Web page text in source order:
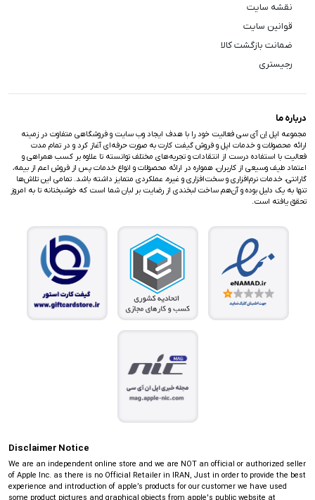
نقشه سایت
قوانین سایت
ضمانت بازگشت کالا
رجیستری
درباره ما
مجموعه اپل اِن آی سی فعالیت خود را با هدف ایجاد وب سایت و فروشگاهی متفاوت در زمینه
ارائه محصولات و خدمات اپل و فروش گیفت کارت به صورت حرفه‌ای آغاز کرد و در تمام مدت
فعالیت با استفاده درست از انتقادات و تجربه‌های مختلف توانسته تا علاوه بر کسب همراهی و
اعتماد طیف وسیعی از کاربران، همواره در ارائه محصولات و انواع خدمات پس از فروش اعم از بیمه،
گارانتی، خدمات نرم‌افزاری و سخت‌افزاری و غیره، عملکردی متمایز داشته باشد. تمامی این تلاش‌ها
تنها به یک دلیل بوده و آن‌هم ساخت لبخندی از رضایت بر لبان شما است که خوشبختانه تا به امروز
تحقق یافته است.
Disclaimer Notice
We are an independent online store and we are NOT an official or authorized seller
of Apple Inc. as there is no Official Retailer in IRAN, Just in order to provide the best
experience and introduction of apple’s products for our customer we have used